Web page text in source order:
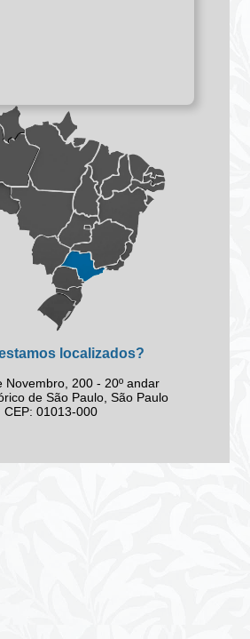
localizados?
Novembro, 200 - 20º andar
de São Paulo, São Paulo
CEP: 01013-000